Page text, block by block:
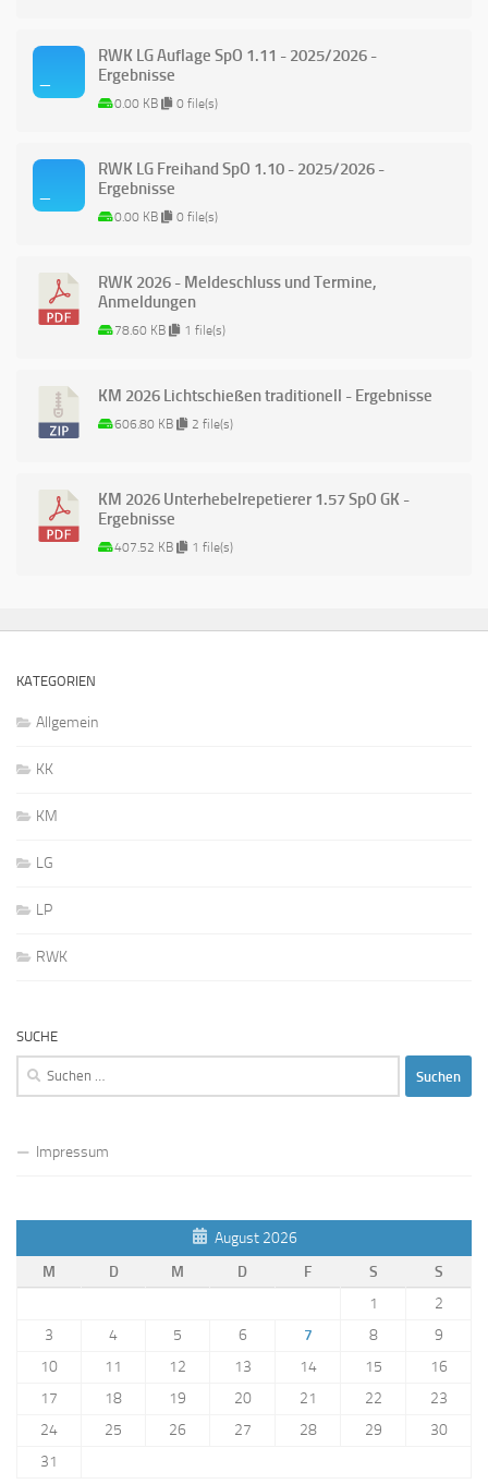
RWK LG Auflage SpO 1.11 - 2025/2026 -
Ergebnisse
0.00 KB 0 file(s)
RWK LG Freihand SpO 1.10 - 2025/2026 -
Ergebnisse
0.00 KB 0 file(s)
RWK 2026 - Meldeschluss und Termine,
Anmeldungen
78.60 KB 1 file(s)
KM 2026 Lichtschießen traditionell - Ergebnisse
606.80 KB 2 file(s)
KM 2026 Unterhebelrepetierer 1.57 SpO GK -
Ergebnisse
407.52 KB 1 file(s)
KATEGORIEN
Allgemein
KK
KM
LG
LP
RWK
SUCHE
Suchen
nach:
Impressum
August 2026
M
D M D F S
S
1
2
3
4 5 6 7 8
9
10
11 12 13 14 15
16
17
18 19 20 21 22
23
24
25 26 27 28 29
30
31